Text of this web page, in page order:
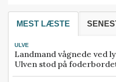
MEST LÆSTE
ULVE
Landmand vågnede ved
Ulven stod på